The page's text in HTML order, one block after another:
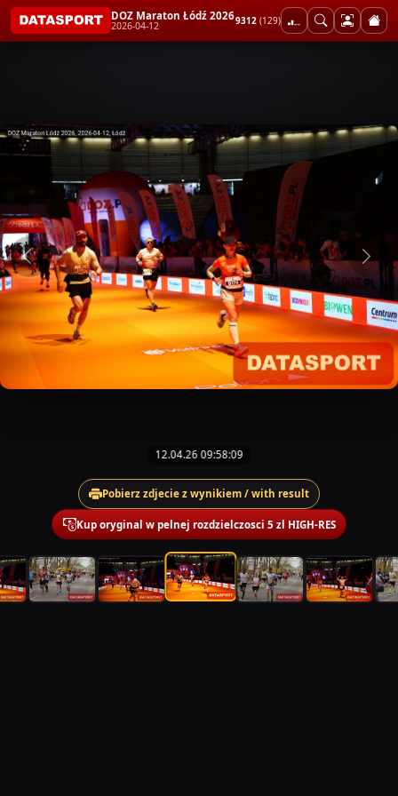
DOZ Maraton Łódź 2026
2026-04-12 9312 (129)
12.04.26 09:58:09
Pobierz zdjecie z wynikiem / with result
Kup oryginal w pelnej rozdzielczosci 5 zl HIGH-RES